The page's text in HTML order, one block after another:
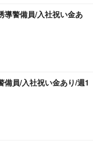
導警備員/入社祝い金あ
備員/入社祝い金あり/週1